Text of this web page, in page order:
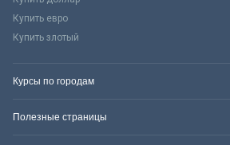
Купить евро
Купить злотый
Курсы по городам
Полезные страницы